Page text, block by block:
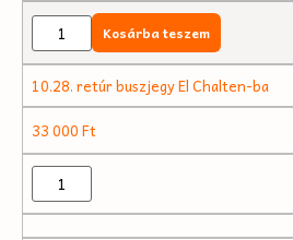
Kosárba teszem
10.28. retúr buszjegy El Chalten-ba
33 000Ft